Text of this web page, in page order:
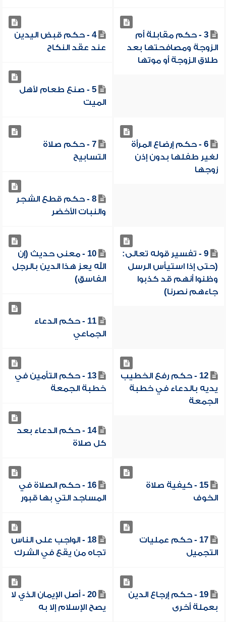
3 - حكم مقابلة أم
الزوجة ومصافحتها بعد
طلاق الزوجة أو موتها
4 - حكم قبض اليدين
عند عقد النكاح
5 - صنع طعام لأهل
الميت
6 - حكم إرضاع المرأة
لغير طفلها بدون إذن
زوجها
7 - حكم صلاة
التسابيح
8 - حكم قطع الشجر
والنبات الأخضر
9 - تفسير قوله تعالى:
(حتى إذا استيأس الرسل
وظنوا أنهم قد كذبوا
جاءهم نصرنا)
10 - معنى حديث (إن
الله يعز هذا الدين بالرجل
الفاسق)
11 - حكم الدعاء
الجماعي
12 - حكم رفع الخطيب
يديه بالدعاء في خطبة
الجمعة
13 - حكم التأمين في
خطبة الجمعة
14 - حكم الدعاء بعد
كل صلاة
15 - كيفية صلاة
الخوف
16 - حكم الصلاة في
المساجد التي بها قبور
17 - حكم عمليات
التجميل
18 - الواجب على الناس
تجاه من يقع في الشرك
19 - حكم إرجاع الدين
بعملة أخرى
20 - أصل الإيمان الذي لا
يصح الإسلام إلا به